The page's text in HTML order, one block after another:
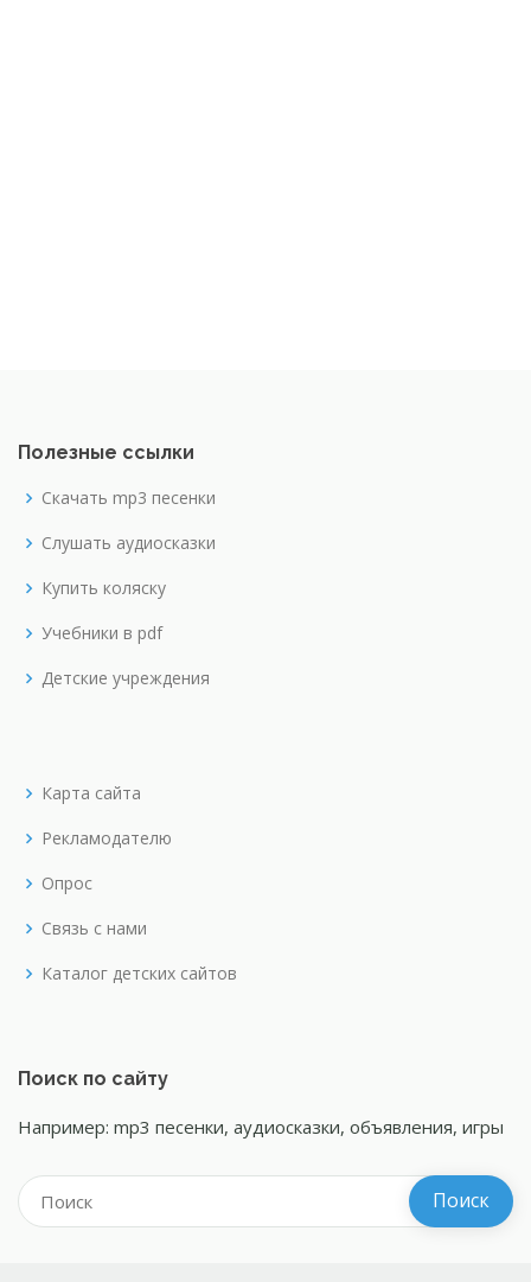
Полезные ссылки
Скачать mp3 песенки
Слушать аудиосказки
Купить коляску
Учебники в pdf
Детские учреждения
Карта сайта
Рекламодателю
Опрос
Связь с нами
Каталог детских сайтов
Поиск по сайту
Например: mp3 песенки, аудиосказки, объявления, игры